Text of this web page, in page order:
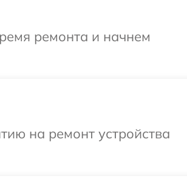
ремонта и начнем
на ремонт устройства